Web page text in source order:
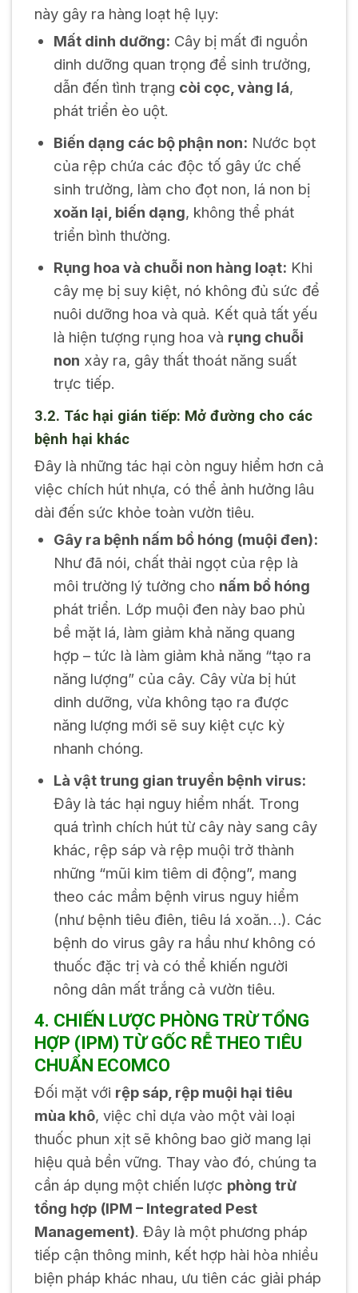
này gây ra hàng loạt hệ lụy:
Mất dinh dưỡng: Cây bị mất đi nguồn
dinh dưỡng quan trọng để sinh trưởng,
dẫn đến tình trạng còi cọc, vàng lá,
phát triển èo uột.
Biến dạng các bộ phận non: Nước bọt
của rệp chứa các độc tố gây ức chế
sinh trưởng, làm cho đọt non, lá non bị
xoăn lại, biến dạng, không thể phát
triển bình thường.
Rụng hoa và chuỗi non hàng loạt: Khi
cây mẹ bị suy kiệt, nó không đủ sức để
nuôi dưỡng hoa và quả. Kết quả tất yếu
là hiện tượng rụng hoa và rụng chuỗi
non xảy ra, gây thất thoát năng suất
trực tiếp.
3.2. Tác hại gián tiếp: Mở đường cho các
bệnh hại khác
Đây là những tác hại còn nguy hiểm hơn cả
việc chích hút nhựa, có thể ảnh hưởng lâu
dài đến sức khỏe toàn vườn tiêu.
Gây ra bệnh nấm bồ hóng (muội đen):
Như đã nói, chất thải ngọt của rệp là
môi trường lý tưởng cho nấm bồ hóng
phát triển. Lớp muội đen này bao phủ
bề mặt lá, làm giảm khả năng quang
hợp – tức là làm giảm khả năng “tạo ra
năng lượng” của cây. Cây vừa bị hút
dinh dưỡng, vừa không tạo ra được
năng lượng mới sẽ suy kiệt cực kỳ
nhanh chóng.
Là vật trung gian truyền bệnh virus:
Đây là tác hại nguy hiểm nhất. Trong
quá trình chích hút từ cây này sang cây
khác, rệp sáp và rệp muội trở thành
những “mũi kim tiêm di động”, mang
theo các mầm bệnh virus nguy hiểm
(như bệnh tiêu điên, tiêu lá xoăn…). Các
bệnh do virus gây ra hầu như không có
thuốc đặc trị và có thể khiến người
nông dân mất trắng cả vườn tiêu.
4. CHIẾN LƯỢC PHÒNG TRỪ TỔNG
HỢP (IPM) TỪ GỐC RỄ THEO TIÊU
CHUẨN ECOMCO
Đối mặt với rệp sáp, rệp muội hại tiêu
mùa khô, việc chỉ dựa vào một vài loại
thuốc phun xịt sẽ không bao giờ mang lại
hiệu quả bền vững. Thay vào đó, chúng ta
cần áp dụng một chiến lược phòng trừ
tổng hợp (IPM – Integrated Pest
Management). Đây là một phương pháp
tiếp cận thông minh, kết hợp hài hòa nhiều
biện pháp khác nhau, ưu tiên các giải pháp